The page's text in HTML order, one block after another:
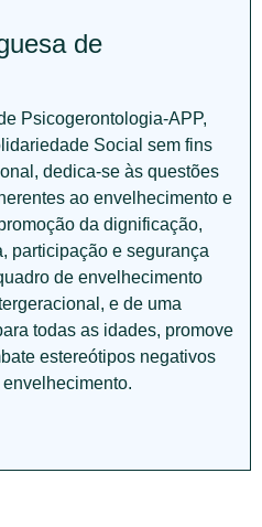
de
Psicogerontologia-APP,
Social sem fins
dedica-se às questões
ao envelhecimento e
da dignificação,
participação e segurança
de envelhecimento
e de uma
todas as idades, promove
estereótipos negativos